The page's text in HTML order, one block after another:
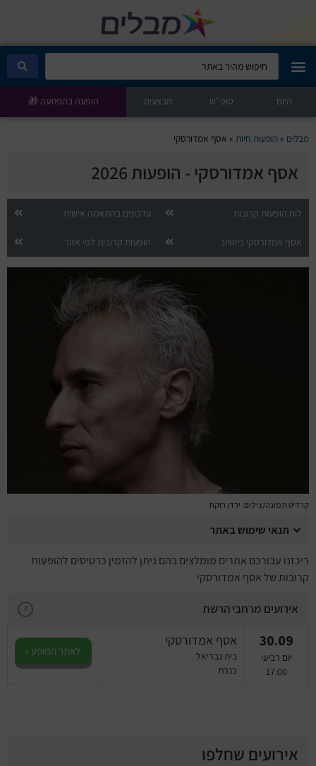
מבלים קלאב
הופעות היום
סטנדאפ
הצגות ילדים
הופעות חיות
חופשה והופעה
היום סופ"ש מבצעים הופעה בהפתעה 🎁
מבלים »הופעות חיות » אסף אמדורסקי
אסף אמדורסקי - הופעות 2026
לוח הופעות קרובות עדכונים בהתאמה אישית
אסף אמדורסקי ביוטיוב הופעות קרובות לפי אזור
קרדיט תמונה/צילום: ירדן רוקח
תנאי שימוש באתר
ריכזנו עבורכם אתרים מומלצים בהם ניתן להזמין כרטיסים להופעות
קרובות של אסף אמדורסקי
אירועים מרחבי הרשת ?
30.09
יום רביעי
17:00
אסף אמדורסקי
בית גבריאל
כנרת
לאתר המופע »
אירועים שחלפו